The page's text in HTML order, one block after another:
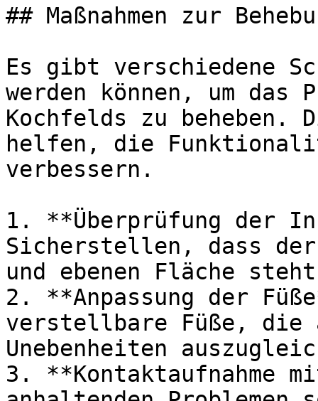
## Maßnahmen zur
Es gibt verschiedene
werden können, um das
Kochfelds zu beheben.
helfen, die
verbessern.
1. **Überprüfung der
Sicherstellen, dass
und ebenen Fläche
2. **Anpassung der
verstellbare Füße, die
Unebenheiten
3. **Kontaktaufnahme